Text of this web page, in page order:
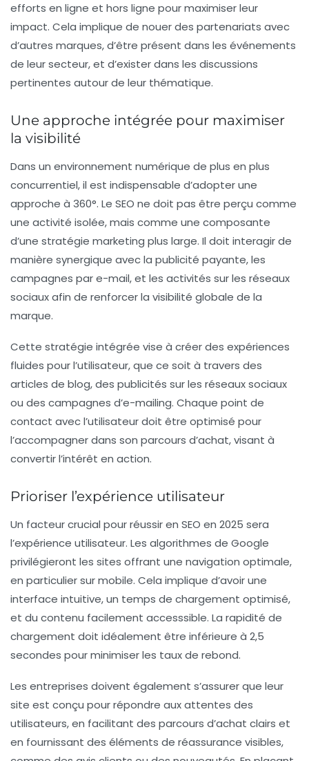
efforts en ligne et hors ligne pour maximiser leur
impact. Cela implique de nouer des partenariats avec
d’autres marques, d’être présent dans les événements
de leur secteur, et d’exister dans les discussions
pertinentes autour de leur thématique.
Une approche intégrée pour maximiser
la visibilité
Dans un environnement numérique de plus en plus
concurrentiel, il est indispensable d’adopter une
approche à 360°. Le SEO ne doit pas être perçu comme
une activité isolée, mais comme une composante
d’une stratégie marketing plus large. Il doit interagir de
manière synergique avec la publicité payante, les
campagnes par e-mail, et les activités sur les réseaux
sociaux afin de renforcer la visibilité globale de la
marque.
Cette stratégie intégrée vise à créer des expériences
fluides pour l’utilisateur, que ce soit à travers des
articles de blog, des publicités sur les réseaux sociaux
ou des campagnes d’e-mailing. Chaque point de
contact avec l’utilisateur doit être optimisé pour
l’accompagner dans son parcours d’achat, visant à
convertir l’intérêt en action.
Prioriser l’expérience utilisateur
Un facteur crucial pour réussir en SEO en 2025 sera
l’expérience utilisateur. Les algorithmes de Google
privilégieront les sites offrant une navigation optimale,
en particulier sur mobile. Cela implique d’avoir une
interface intuitive, un temps de chargement optimisé,
et du contenu facilement accesssible. La rapidité de
chargement doit idéalement être inférieure à 2,5
secondes pour minimiser les taux de rebond.
Les entreprises doivent également s’assurer que leur
site est conçu pour répondre aux attentes des
utilisateurs, en facilitant des parcours d’achat clairs et
en fournissant des éléments de réassurance visibles,